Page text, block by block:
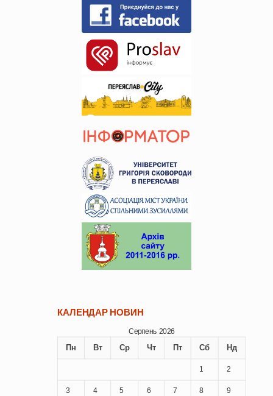
КАЛЕНДАР НОВИН
Серпень 2026
Пн Вт Ср Чт Пт Сб Нд
1 2
3 4 5 6 7 8 9